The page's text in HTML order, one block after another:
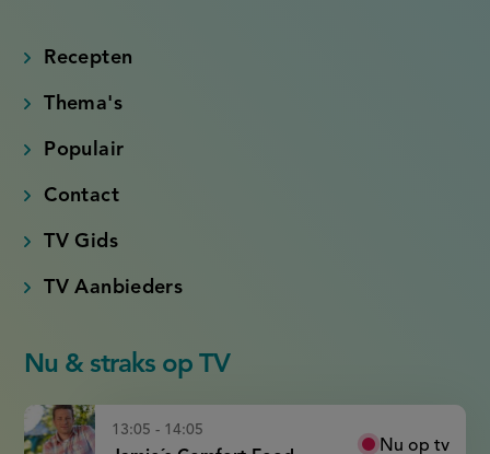
link)
link)
Recepten
Thema's
Populair
Contact
TV Gids
TV Aanbieders
Nu & straks op TV
13:05 - 14:05
Nu op tv